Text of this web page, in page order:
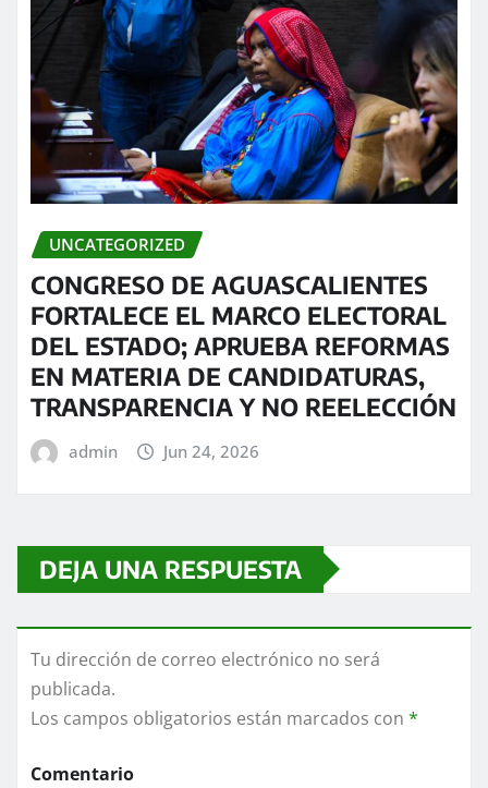
UNCATEGORIZED
CONGRESO DE AGUASCALIENTES
FORTALECE EL MARCO ELECTORAL
DEL ESTADO; APRUEBA REFORMAS
EN MATERIA DE CANDIDATURAS,
TRANSPARENCIA Y NO REELECCIÓN
admin Jun 24, 2026
DEJA UNA RESPUESTA
Tu dirección de correo electrónico no será
publicada.
Los campos obligatorios están marcados con *
Comentario